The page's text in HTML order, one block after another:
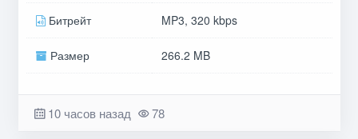
Битрейт MP3, 320 kbps
Размер 266.2 MB
10 часов назад 78